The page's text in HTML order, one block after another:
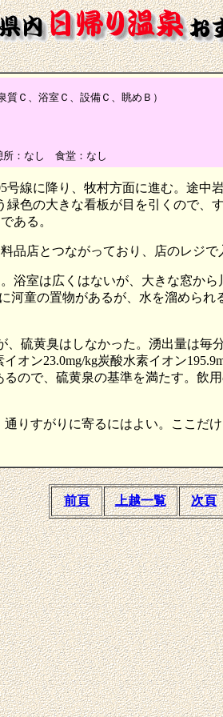
Ｃ、浴室Ｃ、設備Ｃ、眺めＢ）
：なし 食堂：なし
号線に降り、牧村方面に進む。途
緑色の大きな看板が目を引くので
ある。
品店とつながっており、店のレジ
浴室は広くはないが、大きな窓か
童の置物があるが、水を溜めら
硫黄臭はしなかった。湧出量は毎
オン23.0mg/kg炭酸水素イオン
るので、硫黄泉の基準を満たす。
りすがりに寄るにはよい。ここだ
前頁 上越一覧 次頁